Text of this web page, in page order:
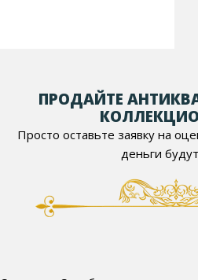
ПРОДАЙТЕ
Просто оставьте заявку на
деньги